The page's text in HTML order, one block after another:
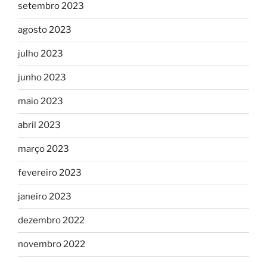
setembro 2023
agosto 2023
julho 2023
junho 2023
maio 2023
abril 2023
março 2023
fevereiro 2023
janeiro 2023
dezembro 2022
novembro 2022